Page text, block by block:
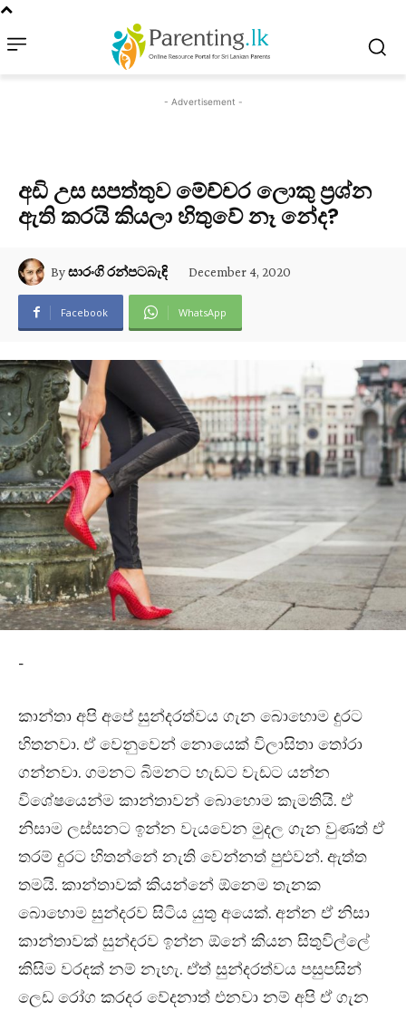
- Advertisement -
අඩි උස සපත්තුව මේච්චර ලොකු ප්‍රශ්න
ඇති කරයි කියලා හිතුවේ නෑ නේද?
Byසාරංගි රන්පටබැඳි December 4, 2020
Facebook WhatsApp
-
කාන්තා අපි අපේ සුන්දරත්වය ගැන බොහොම දුරට
හිතනවා. ඒ වෙනුවෙන් නොයෙක් විලාසිතා තෝරා
ගන්නවා. ගමනට බිමනට හැඩට වැඩට යන්න
විශේෂයෙන්ම කාන්තාවන් බොහොම කැමතියි. ඒ
නිසාම ලස්සනට ඉන්න වැයවෙන මුදල ගැන වුණත් ඒ
තරම් දුරට හිතන්නේ නැති වෙන්නත් පුළුවන්. ඇත්ත
තමයි. කාන්තාවක් කියන්නේ ඕනෙම තැනක
බොහොම සුන්දරව සිටිය යුතු අයෙක්. අන්න ඒ නිසා
කාන්තාවක් සුන්දරව ඉන්න ඕනේ කියන සිතුවිල්ලේ
කිසිම වරදක් නම් නැහැ. ඒත් සුන්දරත්වය පසුපසින්
ලෙඩ රෝග කරදර වේදනාත් එනවා නම් අපි ඒ ගැන